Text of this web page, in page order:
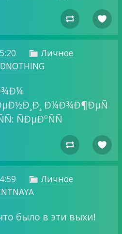
 
 Личное
 
 Личное
было в эти выхи!